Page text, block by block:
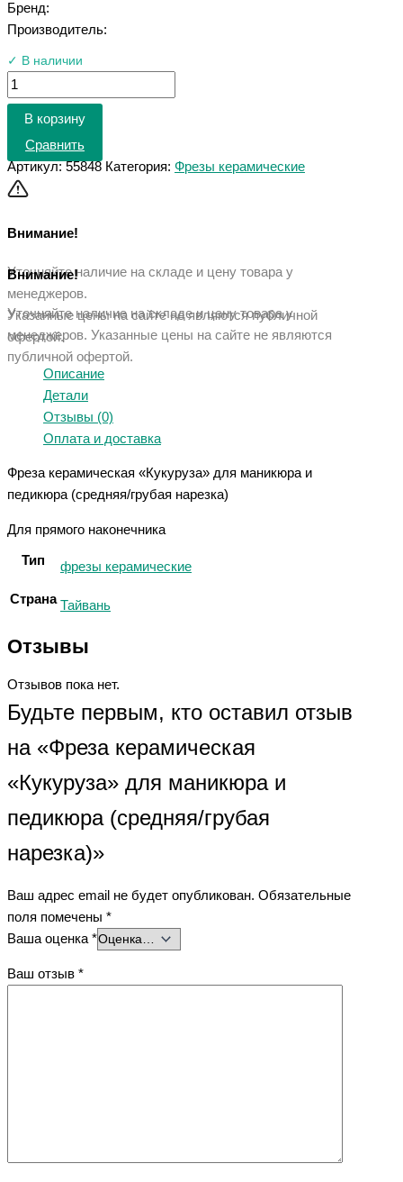
Бренд:
Производитель:
✓ В наличии
В корзину
Сравнить
Артикул:55848 Категория: Фрезы керамические
Внимание!
Уточняйте наличие на складе и цену товара у
менеджеров.
Указанные цены на сайте не являются публичной
офертой.
Внимание!
Уточняйте наличие на складе и цену товара у
менеджеров. Указанные цены на сайте не являются
публичной офертой.
Описание
Детали
Отзывы (0)
Оплата и доставка
Фреза керамическая «Кукуруза» для маникюра и
педикюра (средняя/грубая нарезка)
Для прямого наконечника
Тип фрезы керамические
Страна Тайвань
Отзывы
Отзывов пока нет.
Будьте первым, кто оставил отзыв
на «Фреза керамическая
«Кукуруза» для маникюра и
педикюра (средняя/грубая
нарезка)»
Ваш адрес email не будет опубликован. Обязательные
поля помечены *
Ваша оценка *
Ваш отзыв *